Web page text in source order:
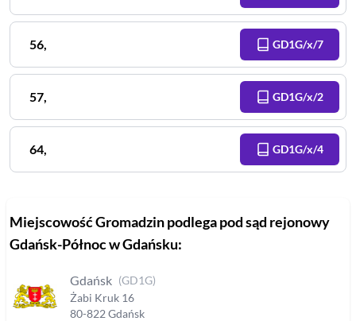
56, GD1G/x/7
57, GD1G/x/2
64, GD1G/x/4
MiejscowośćGromadzinpodlega pod sąd rejonowy
Gdańsk-Północ w Gdańsku:
Gdańsk (GD1G)
Żabi Kruk 16
80-822 Gdańsk